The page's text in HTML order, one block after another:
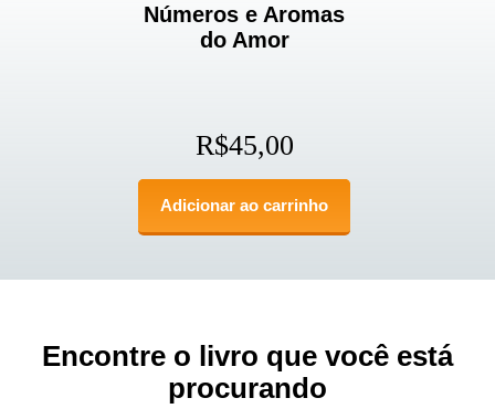
Números e Aromas
do Amor
R$45,00
Adicionar ao carrinho
Encontre o livro que você está
procurando